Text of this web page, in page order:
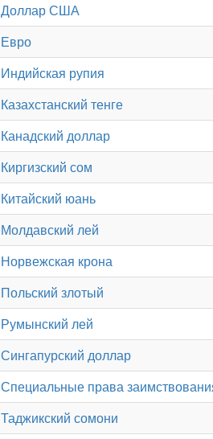
Доллар США
Евро
Индийская рупия
Казахстанский тенге
Канадский доллар
Киргизский сом
Китайский юань
Молдавский лей
Норвежская крона
Польский злотый
Румынский лей
Сингапурский доллар
Специальные права
Таджикский сомони